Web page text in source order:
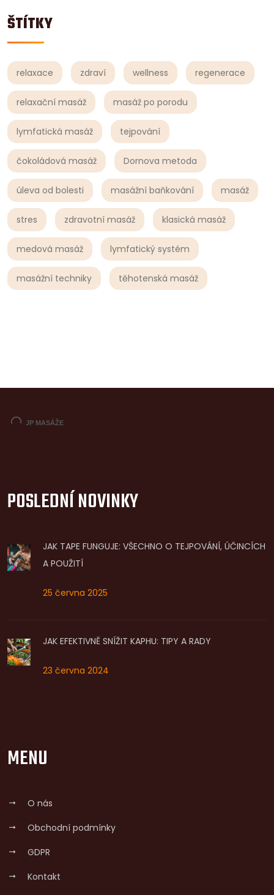
ŠTÍTKY
relaxace zdraví wellness regenerace
relaxační masáž masáž po porodu
lymfatická masáž tejpování
čokoládová masáž Dornova metoda
úleva od bolesti masážní baňkování masáž
stres zdravotní masáž klasická masáž
medová masáž lymfatický systém
masážní techniky těhotenská masáž
POSLEDNÍ NOVINKY
JAK TAPE FUNGUJE: VŠECHNO O TEJPOVÁNÍ, ÚČINCÍCH
A POUŽITÍ
25 června 2025
JAK EFEKTIVNĚ SNÍŽIT KAPHU: TIPY A RADY
23 června 2024
MENU
O nás
Obchodní podmínky
GDPR
Kontakt